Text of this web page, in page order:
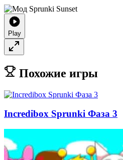
Play
Похожие игры
Incredibox Sprunki Фаза 3